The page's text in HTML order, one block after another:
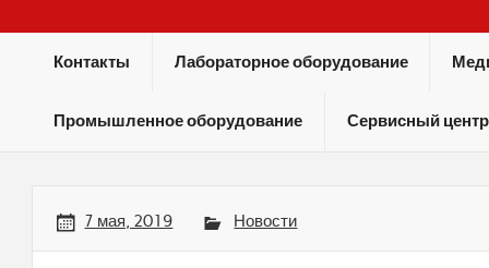
Контакты Лабораторное оборудование
Промышленное оборудование Сервисный центр
7 мая, 2019 Новости